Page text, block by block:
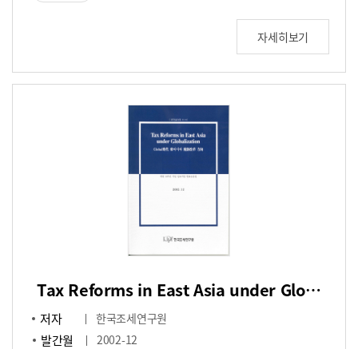
자세히보기
Tax Reforms in East Asia under Globalization
저자 한국조세연구원
발간월 2002-12